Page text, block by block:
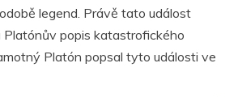
legend. Právě tato událost
popis katastrofického
Platón popsal tyto události ve